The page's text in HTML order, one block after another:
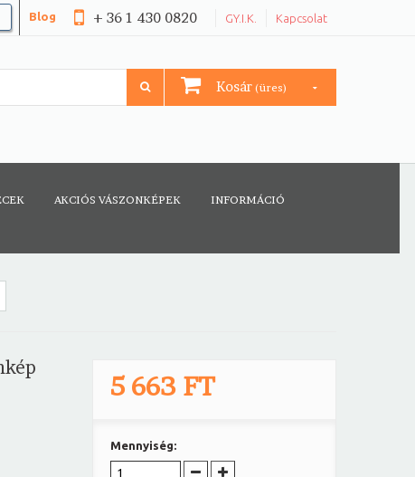
GY.I.K. Kapcsolat
+ 36 1 430 0820
Blog
Kosár (üres)
AKCIÓS VÁSZONKÉPEK INFORMÁCIÓ
5 663 FT
Mennyiség: